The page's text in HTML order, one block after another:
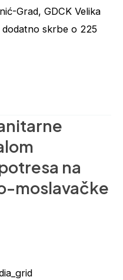
Grad, GDCK Velika
skrbe o 225
na
moslavačke